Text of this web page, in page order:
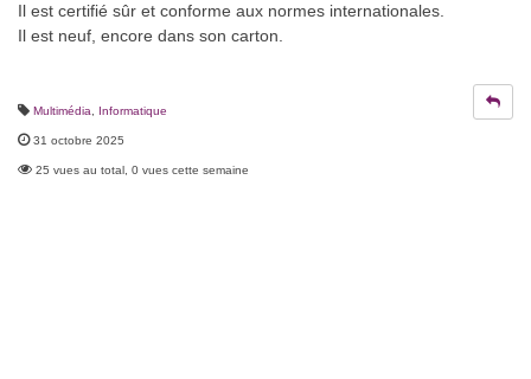
Il est certifié sûr et conforme aux normes internationales.
Il est neuf, encore dans son carton.
Multimédia Informatique
31 octobre 2025
25 vues au total, 0 vues cette semaine